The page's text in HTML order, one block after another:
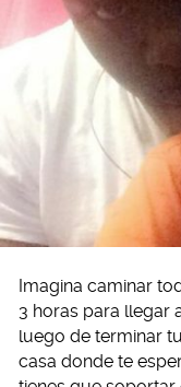
Imagina caminar
3 horas para llegar
luego de terminar
casa donde te